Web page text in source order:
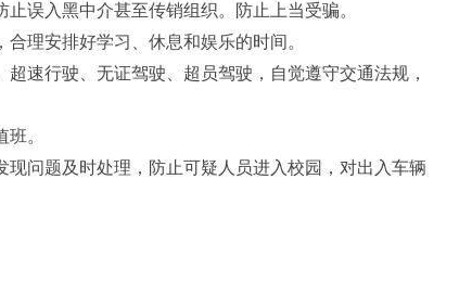
误入黑中介甚至传销组织。防止上当受骗。
理安排好学习、休息和娱乐的时间。
行驶、无证驾驶、超员驾驶，自觉遵守交通法规，
。
问题及时处理，防止可疑人员进入校园，对出入车辆